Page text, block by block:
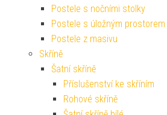
Postele s nočními stolky
Postele s úložným prostorem
Postele z masivu
Skříně
Šatní skříně
Příslušenství ke skříním
Rohové skříně